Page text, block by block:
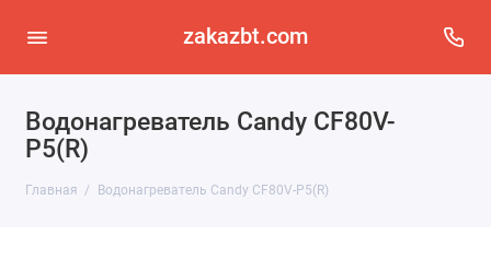
zakazbt.com
Водонагреватель Candy CF80V-
P5(R)
Главная Водонагреватель Candy CF80V-P5(R)